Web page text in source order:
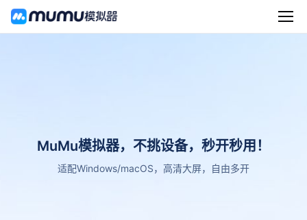
MuMu模拟器，不挑设备，秒开秒用！
适配Windows/macOS，高清大屏，自由多开